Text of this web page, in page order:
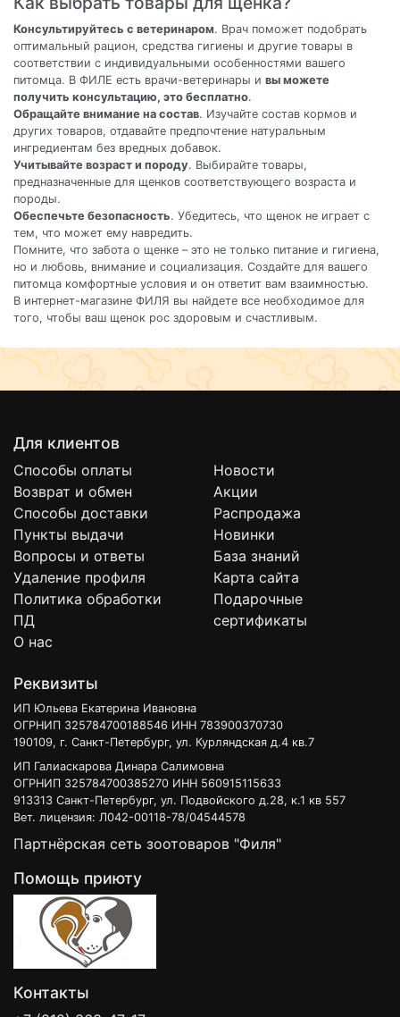
Консультируйтесь с ветеринаром. Врач поможет подобрать
оптимальный рацион, средства гигиены и другие товары в
соответствии с индивидуальными особенностями вашего
питомца. В ФИЛЕ есть врачи-ветеринары и вы можете
получить консультацию, это бесплатно.
Обращайте внимание на состав. Изучайте состав кормов и
других товаров, отдавайте предпочтение натуральным
ингредиентам без вредных добавок.
Учитывайте возраст и породу. Выбирайте товары,
предназначенные для щенков соответствующего возраста и
породы.
Обеспечьте безопасность. Убедитесь, что щенок не играет с
тем, что может ему навредить.
Помните, что забота о щенке – это не только питание и гигиена,
но и любовь, внимание и социализация. Создайте для вашего
питомца комфортные условия и он ответит вам взаимностью.
В интернет-магазине ФИЛЯ вы найдете все необходимое для
того, чтобы ваш щенок рос здоровым и счастливым.
Для клиентов
Способы оплаты
Возврат и обмен
Способы доставки
Пункты выдачи
Вопросы и ответы
Удаление профиля
Политика обработки
ПД
О нас
Новости
Акции
Распродажа
Новинки
База знаний
Карта сайта
Подарочные
сертификаты
Реквизиты
ИП Юльева Екатерина Ивановна
ОГРНИП 325784700188546 ИНН 783900370730
190109, г. Санкт-Петербург, ул. Курляндская д.4 кв.7
ИП Галиаскарова Динара Салимовна
ОГРНИП 325784700385270 ИНН 560915115633
913313 Санкт-Петербург, ул. Подвойского д.28, к.1 кв 557
Вет. лицензия: Л042-00118-78/04544578
Партнёрская сеть зоотоваров "Филя"
Помощь приюту
Контакты